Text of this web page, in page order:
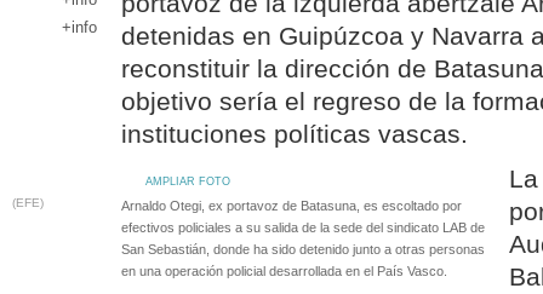
+info
detenidas en Guipúzcoa y Navarra
reconstituir la dirección de
objetivo sería el regreso de la
instituciones políticas vascas.
AMPLIAR FOTO
(EFE)
Arnaldo Otegi, ex portavoz de Batasuna, es escoltado por
efectivos policiales a su salida de la sede del sindicato LAB de
San Sebastián, donde ha sido detenido junto a otras personas
en una operación policial desarrollada en el País Vasco.